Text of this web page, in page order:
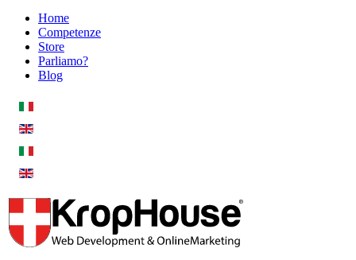
Home
Competenze
Store
Parliamo?
Blog